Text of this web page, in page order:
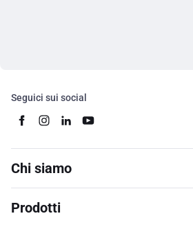
Seguici sui social
Chi siamo
Prodotti